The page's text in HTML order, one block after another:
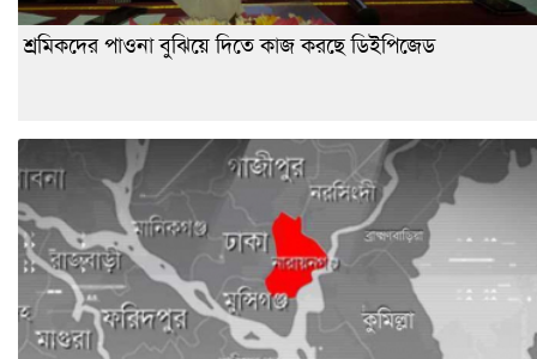
শ্রমিকদের পাওনা বুঝিয়ে দিতে কাজ করছে ডিইপিজেড